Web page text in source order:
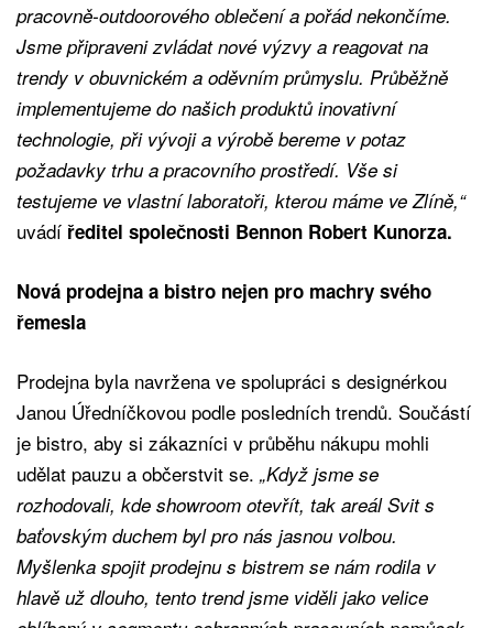
pracovně-outdoorového oblečení a pořád nekončíme.
Jsme připraveni zvládat nové výzvy a reagovat na
trendy v obuvnickém a oděvním průmyslu. Průběžně
implementujeme do našich produktů inovativní
technologie, při vývoji a výrobě bereme v potaz
požadavky trhu a pracovního prostředí. Vše si
testujeme ve vlastní laboratoři, kterou máme ve Zlíně,“
uvádí ředitel společnosti Bennon Robert Kunorza.
Nová prodejna a bistro nejen pro machry svého
řemesla
Prodejna byla navržena ve spolupráci s designérkou
Janou Úředníčkovou podle posledních trendů. Součástí
je bistro, aby si zákazníci v průběhu nákupu mohli
udělat pauzu a občerstvit se. „Když jsme se
rozhodovali, kde showroom otevřít, tak areál Svit s
baťovským duchem byl pro nás jasnou volbou.
Myšlenka spojit prodejnu s bistrem se nám rodila v
hlavě už dlouho, tento trend jsme viděli jako velice